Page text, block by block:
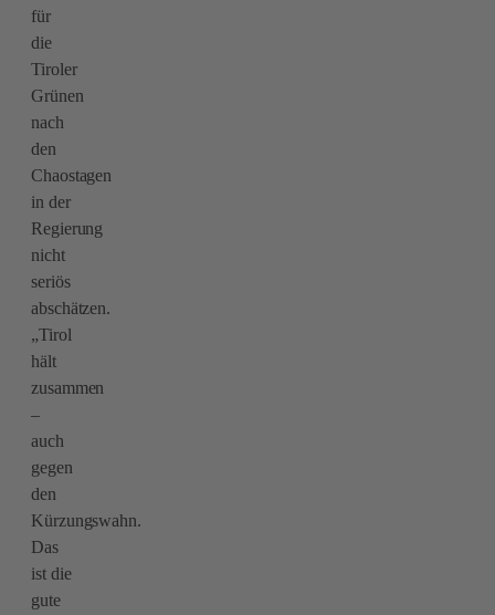
für
die
Tiroler
Grünen
nach
den
Chaostagen
in der
Regierung
nicht
seriös
abschätzen.
„Tirol
hält
zusammen
–
auch
gegen
den
Kürzungswahn.
Das
ist die
gute